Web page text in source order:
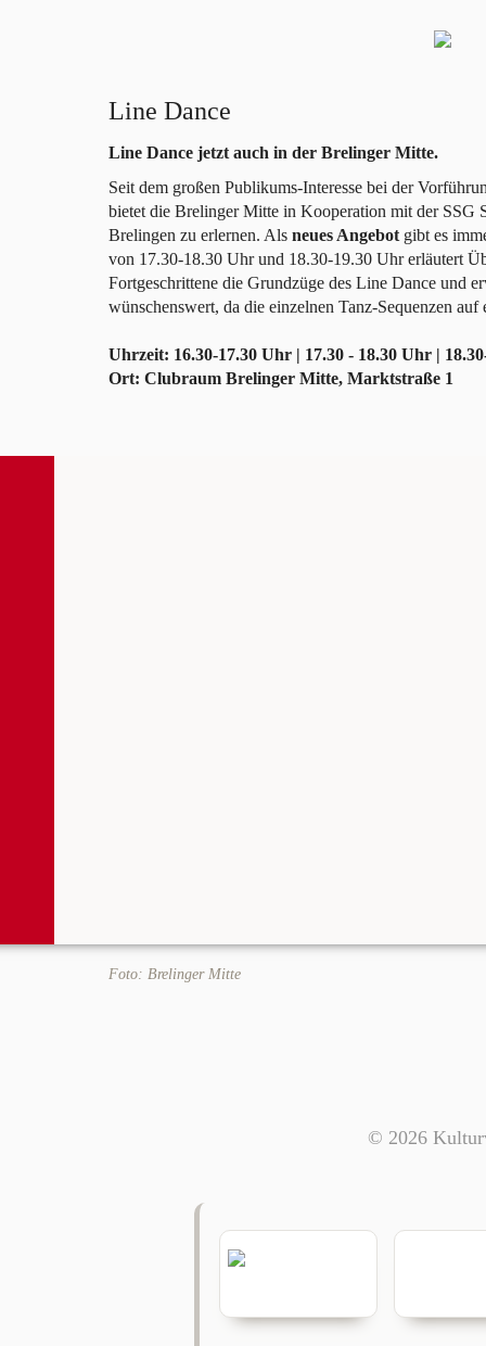
Line Dance
Line Dance jetzt auch in der Brelinger Mitte.
Seit dem großen Publikums-Interesse bei der
bietet die Brelinger Mitte in Kooperation mit der SSG
Brelingen zu erlernen. Als neues Angebot gibt es
von 17.30-18.30 Uhr und 18.30-19.30 Uhr erläutert
Fortgeschrittene die Grundzüge des Line Dance und
wünschenswert, da die einzelnen Tanz-Sequenzen auf
Uhrzeit: 16.30-17.30 Uhr | 17.30 - 18.30 Uhr |
Ort: Clubraum Brelinger Mitte, Marktstraße 1
Foto: Brelinger Mitte
© 2026